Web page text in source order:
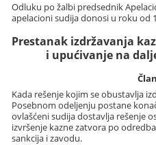
Odluku po žalbi predsednik
apelacioni sudija donosi u roku od
Prestanak izdržavanja
i upućivanje na
Kada rešenje kojim se obustavlja
Posebnom odeljenju postane
ovlašćeni sudija dostavlja rešenje
izvršenje kazne zatvora po
sankcija i zavodu.